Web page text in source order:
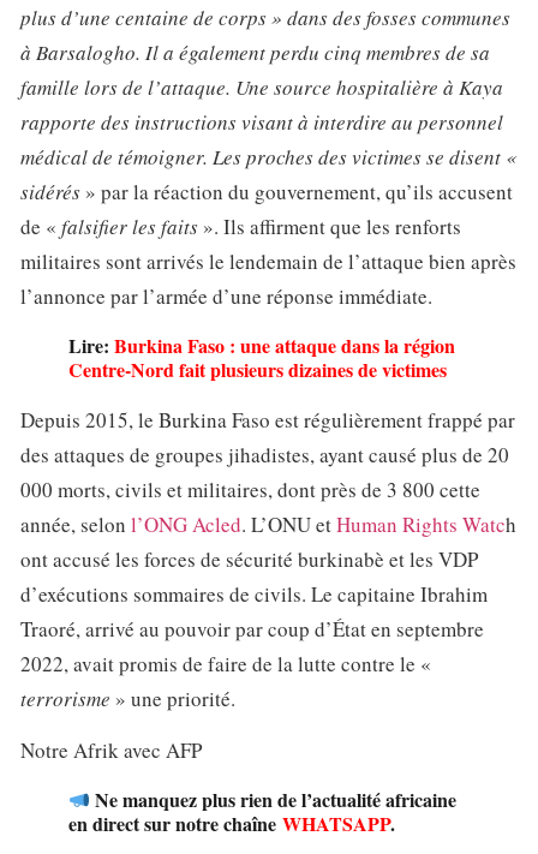
plus d’une centaine de corps » dans des fosses communes
à Barsalogho. Il a également perdu cinq membres de sa
famille lors de l’attaque. Une source hospitalière à Kaya
rapporte des instructions visant à interdire au personnel
médical de témoigner. Les proches des victimes se disent «
sidérés » par la réaction du gouvernement, qu’ils accusent
de « falsifier les faits ». Ils affirment que les renforts
militaires sont arrivés le lendemain de l’attaque bien après
l’annonce par l’armée d’une réponse immédiate.
Lire: Burkina Faso : une attaque dans la région
Centre-Nord fait plusieurs dizaines de victimes
Depuis 2015, le Burkina Faso est régulièrement frappé par
des attaques de groupes jihadistes, ayant causé plus de 20
000 morts, civils et militaires, dont près de 3 800 cette
année, selon l’ONG Acled. L’ONU etHuman Rights Watch
ont accusé les forces de sécurité burkinabè et les VDP
d’exécutions sommaires de civils. Le capitaine Ibrahim
Traoré, arrivé au pouvoir par coup d’État en septembre
2022, avait promis de faire de la lutte contre le «
terrorisme » une priorité.
Notre Afrik avec AFP
Ne manquez plus rien de l’actualité africaine
en direct sur notre chaîne WHATSAPP.